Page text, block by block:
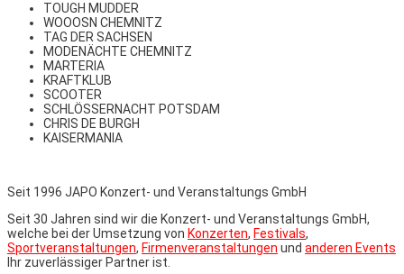
TOUGH MUDDER
WOOOSN CHEMNITZ
TAG DER SACHSEN
MODENÄCHTE CHEMNITZ
MARTERIA
KRAFTKLUB
SCOOTER
SCHLÖSSERNACHT POTSDAM
CHRIS DE BURGH
KAISERMANIA
Seit 1996 JAPO Konzert- und Veranstaltungs GmbH
Seit 30 Jahren sind wir die Konzert- und Veranstaltungs GmbH,
welche bei der Umsetzung von Konzerten, Festivals,
Sportveranstaltungen, Firmenveranstaltungen und anderen Events
Ihr zuverlässiger Partner ist.